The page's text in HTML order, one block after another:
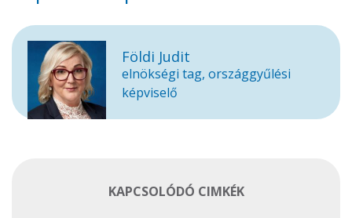
Földi Judit
elnökségi tag, országgyűlési
képviselő
KAPCSOLÓDÓ CIMKÉK